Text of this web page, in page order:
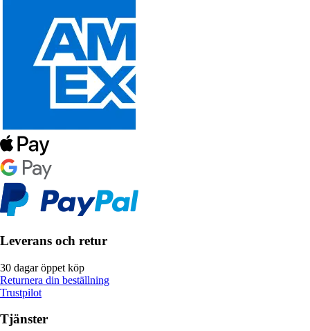
Leverans och retur
30 dagar öppet köp
Returnera din beställning
Trustpilot
Tjänster